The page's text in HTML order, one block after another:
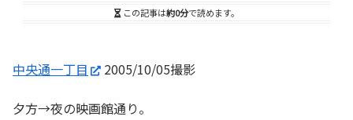
この記事は約0分で読めます。
中央通一丁目 2005/10/05撮影
夕方→夜の映画館通り。